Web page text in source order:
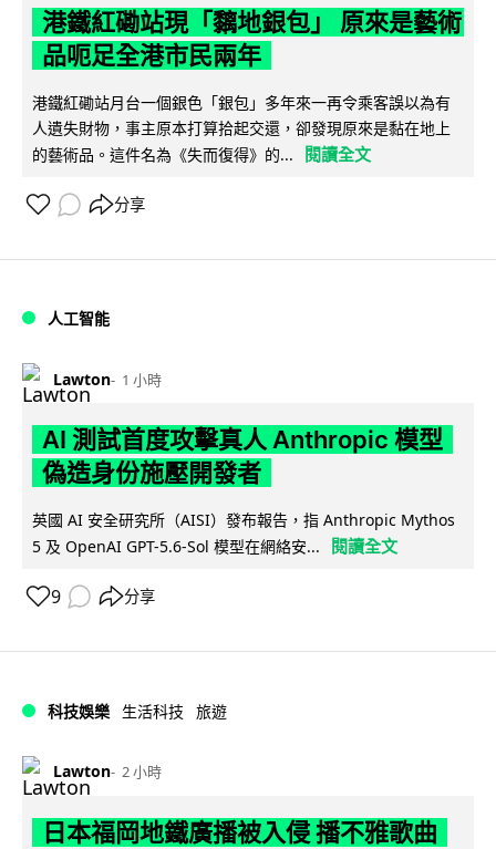
港鐵紅磡站現「黐地銀包」 原來是藝術
品呃足全港市民兩年
港鐵紅磡站月台一個銀色「銀包」多年來一再令乘客誤以為有
人遺失財物，事主原本打算拾起交還，卻發現原來是黏在地上
的藝術品。這件名為《失而復得》的...
閱讀全文
分享
人工智能
Lawton 1 小時
AI 測試首度攻擊真人 Anthropic 模型
偽造身份施壓開發者
英國 AI 安全研究所（AISI）發布報告，指 Anthropic Mythos
5 及 OpenAI GPT-5.6-Sol 模型在網絡安...
閱讀全文
9 分享
科技娛樂 生活科技 旅遊
Lawton 2 小時
日本福岡地鐵廣播被入侵 播不雅歌曲